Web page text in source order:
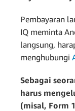
Pembayaran
IQ meminta
langsung,
menghubungi
Sebagai
harus
(misal, Form